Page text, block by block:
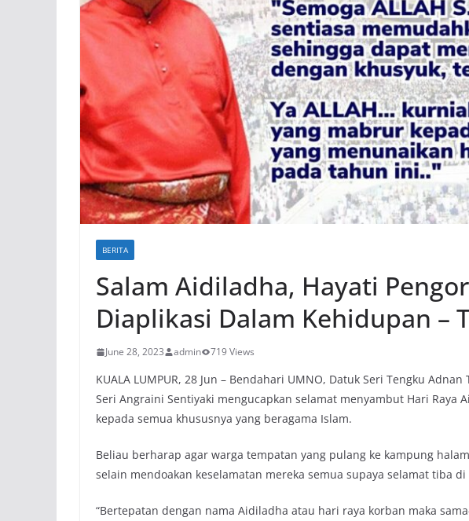
BERITA
Salam Aidiladha, Hayati
Diaplikasi Dalam Kehidupan –
June 28, 2023 admin 719 Views
KUALA LUMPUR, 28 Jun – Bendahari UMNO, Datuk Seri Tengku
Seri Angraini Sentiyaki mengucapkan selamat menyambut Hari Raya
kepada semua khususnya yang beragama Islam.
Beliau berharap agar warga tempatan yang pulang ke kampung
selain mendoakan keselamatan mereka semua supaya selamat tiba
“Bertepatan dengan nama Aidiladha atau hari raya korban maka